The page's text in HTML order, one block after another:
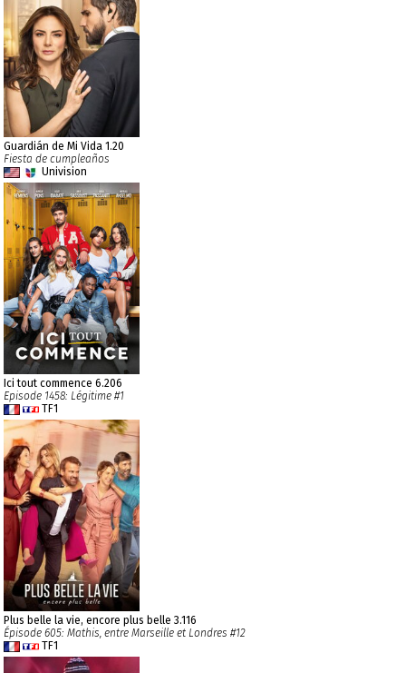
Guardián de Mi Vida 1.20
Fiesta de cumpleaños
Univision
Ici tout commence 6.206
Episode 1458: Légitime #1
TF1
Plus belle la vie, encore plus belle 3.116
Épisode 605: Mathis, entre Marseille et Londres #12
TF1